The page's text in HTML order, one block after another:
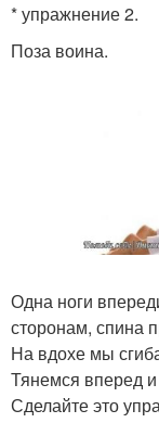
* упражнение 2.
Поза воина.
Одна ноги
сторонам, спина
На вдохе мы
Тянемся вперед
Сделайте это